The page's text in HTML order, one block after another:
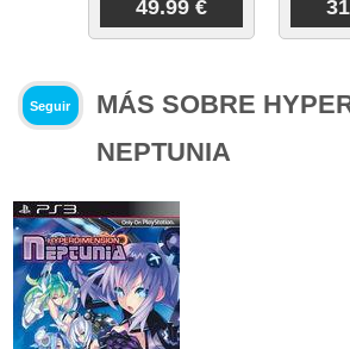
49.99 €
Seguir
MÁS SOBRE
NEPTUNIA